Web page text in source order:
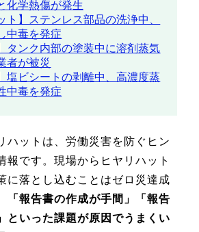
化学熱傷が発生
ト】ステンレス部品の洗浄中、
中毒を発症
タンク内部の塗装中に溶剤蒸気
者が被災
塩ビシートの剥離中、高濃度蒸
中毒を発症
ハットは、労働災害を防ぐヒン
報です。現場からヒヤリハット
に落とし込むことはゼロ災達成
「報告書の作成が手間」「報告
といった課題が原因でうまくい